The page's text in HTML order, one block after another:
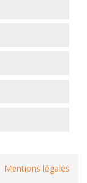
Mentions légales